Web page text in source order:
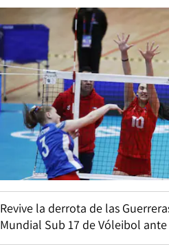
Revive la derrota de las
Mundial Sub 17 de Vóleibol